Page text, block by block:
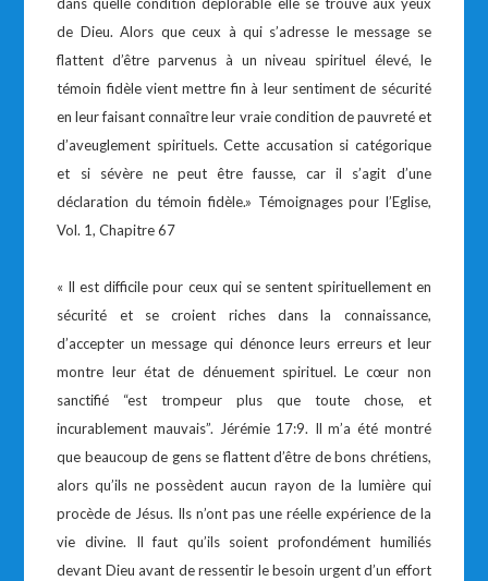
de Dieu. Alors que ceux à qui s’adresse le message se
flattent d’être parvenus à un niveau spirituel élevé, le
témoin fidèle vient mettre fin à leur sentiment de sécurité
en leur faisant connaître leur vraie condition de pauvreté et
d’aveuglement spirituels. Cette accusation si catégorique
et si sévère ne peut être fausse, car il s’agit d’une
déclaration du témoin fidèle.» Témoignages pour l’Eglise,
Vol. 1, Chapitre 67
« Il est difficile pour ceux qui se sentent spirituellement en
sécurité et se croient riches dans la connaissance,
d’accepter un message qui dénonce leurs erreurs et leur
montre leur état de dénuement spirituel. Le cœur non
sanctifié “est trompeur plus que toute chose, et
incurablement mauvais”. Jérémie 17:9. Il m’a été montré
que beaucoup de gens se flattent d’être de bons chrétiens,
alors qu’ils ne possèdent aucun rayon de la lumière qui
procède de Jésus. Ils n’ont pas une réelle expérience de la
vie divine. Il faut qu’ils soient profondément humiliés
devant Dieu avant de ressentir le besoin urgent d’un effort